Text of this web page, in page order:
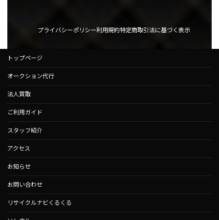
プライバシーポリシー利用規約特定商取引法に基づく表示
トップページ
オークション代行
法人買取
ご利用ガイド
スタッフ紹介
アクセス
お知らせ
お問い合わせ
リサイクルナビくるくる